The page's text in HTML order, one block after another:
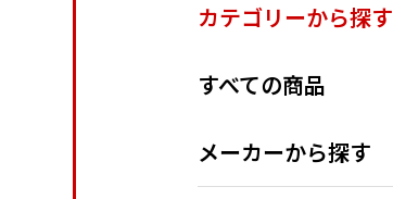
カテゴリーから探す
すべての商品
メーカーから探す